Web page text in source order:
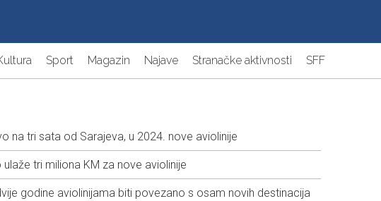
Sport Magazin Najave Stranačke aktivnosti SFF
na tri sata od Sarajeva, u 2024. nove aviolinije
tri miliona KM za nove aviolinije
godine aviolinijama biti povezano s osam novih destinacija